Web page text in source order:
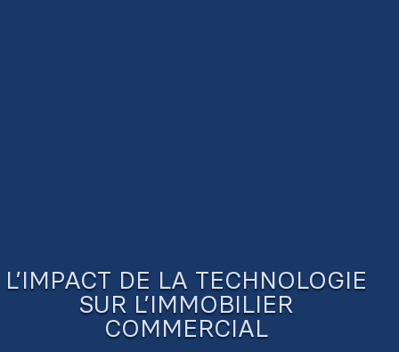
L’IMPACT DE LA TECHNOLOGIE
SUR L’IMMOBILIER
COMMERCIAL